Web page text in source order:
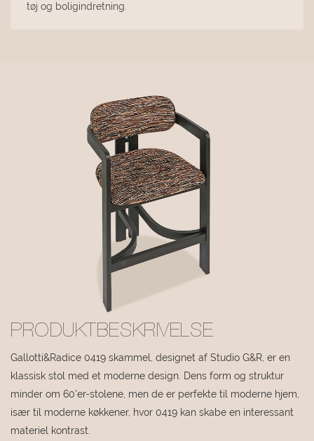
tøj og boligindretning.
PRODUKTBESKRIVELSE
Gallotti&Radice 0419 skammel, designet af Studio G&R, er en
klassisk stol med et moderne design. Dens form og struktur
minder om 60'er-stolene, men de er perfekte til moderne hjem,
især til moderne køkkener, hvor 0419 kan skabe en interessant
materiel kontrast.